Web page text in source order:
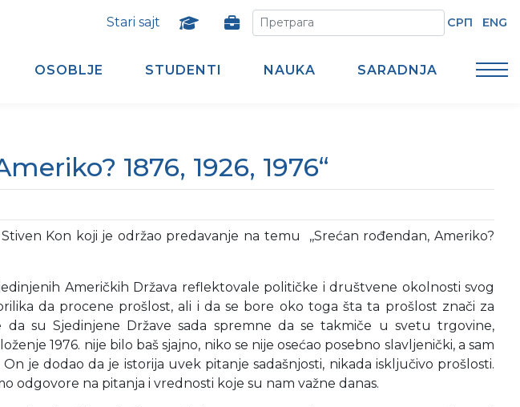
Stari sajt СРП ENG
OSOBLJE STUDENTI NAUKA SARADNJA
1876, 1926, 1976“
Kon koji je održao predavanje na temu ,,Srećan rođendan, Ameriko?
Američkih Država reflektovale političke i društvene okolnosti svog
da procene prošlost, ali i da se bore oko toga šta ta prošlost znači za
su Sjedinjene Države sada spremne da se takmiče u svetu trgovine,
1976. nije bilo baš sjajno, niko se nije osećao posebno slavljenički, a sam
je dodao da je istorija uvek pitanje sadašnjosti, nikada isključivo prošlosti.
odgovore na pitanja i vrednosti koje su nam važne danas.